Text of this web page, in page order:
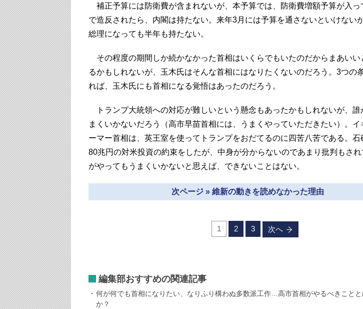
補正予算には防衛費が含まれないが、本予算では、防衛費増額予算が入っ
で造反されたら、内閣は持たない。来年3月には予算を通さないといけない
総理になっても半年も持たない。
その程度の期間しか続かなかった首相はいくらでもいたのだからまあいい
るかもしれないが、玉木氏はそんな首相にはなりたくないのだろう。3つの
れば、玉木氏にも首相になる覚悟はあったのだろう。
トランプ大統領への対応が難しいという懸念もあったかもしれないが、誰
まくいかないだろう（高市早苗首相には、うまくやっていただきたい）。イ
ーマー首相は、英王室を使ってトランプをおだてるのに四苦八苦である。石
80兆円の対米投資の約束をしたが、中身が分からないのであまり批判もさ
がやってもうまくいかないと思えば、できないことはない。
次ページ » 維新の動きを読めなかった理由
1 2 3 次へ
編集部おすすめの関連記事
何が何でも首相になりたい、なりふり構わぬ多数派工作…高市首相がやるべきこと
か？